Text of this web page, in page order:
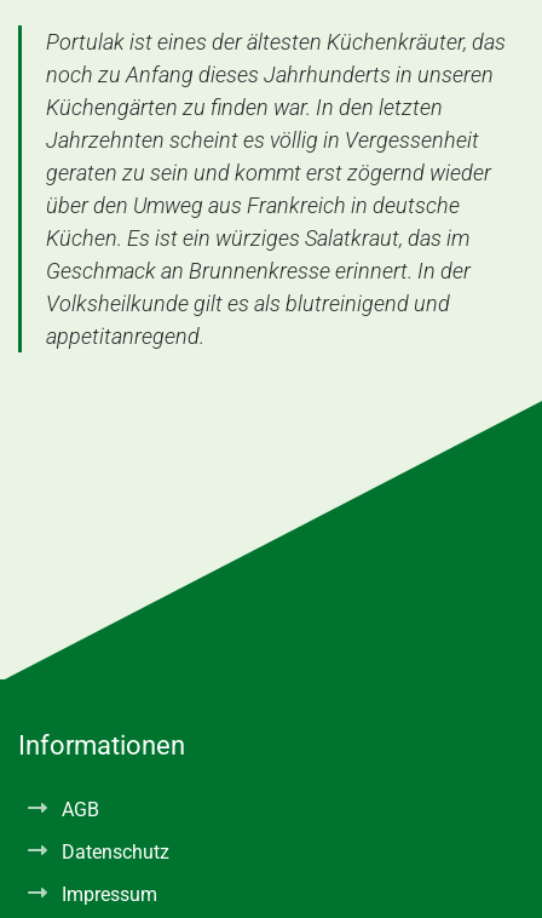
Portulak ist eines der ältesten Küchenkräuter, das
noch zu Anfang dieses Jahrhunderts in unseren
Küchengärten zu finden war. In den letzten
Jahrzehnten scheint es völlig in Vergessenheit
geraten zu sein und kommt erst zögernd wieder
über den Umweg aus Frankreich in deutsche
Küchen. Es ist ein würziges Salatkraut, das im
Geschmack an Brunnenkresse erinnert. In der
Volksheilkunde gilt es als blutreinigend und
appetitanregend.
Informationen
AGB
Datenschutz
Impressum